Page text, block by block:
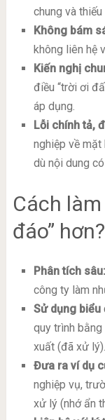
chung và
Không bám
không liên hệ
Kiến nghị
điều “trời ơi
áp dụng.
Lỗi chính tả,
nghiệp về
dù nội dung
Cách
đáo” hơn?
Phân tích sâu:
công ty làm
Sử dụng biểu
quy trình
xuất (đã xử lý).
Đưa ra ví dụ
nghiệp vụ,
xử lý (nhớ ẩn